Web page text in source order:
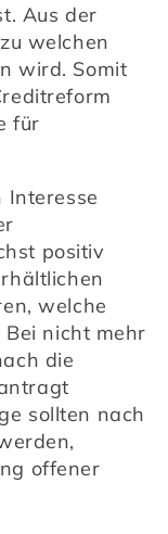
Aus der
welchen
wird. Somit
für
positiv
welche
nicht mehr
die
sollten nach
offener